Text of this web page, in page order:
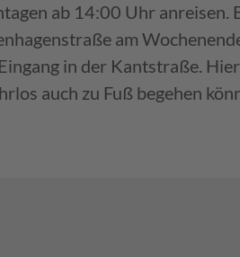
ab 14:00 Uhr anreisen.
am
in der Kantstraße.
auch zu Fuß begehen